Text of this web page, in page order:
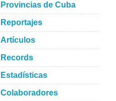
Provincias de Cuba
Reportajes
Artículos
Records
Estadísticas
Colaboradores